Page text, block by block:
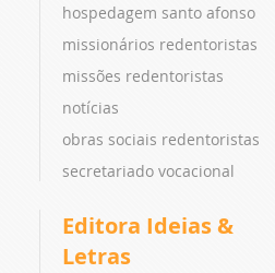
hospedagem santo afonso
missionários redentoristas
missões redentoristas
notícias
obras sociais redentoristas
secretariado vocacional
Editora Ideias &
Letras